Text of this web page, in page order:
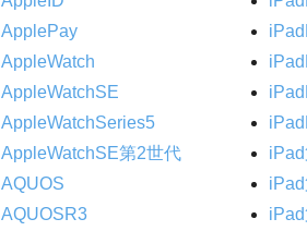
ApplePay
AppleWatch
AppleWatchSE
AppleWatchSeries5
AppleWatchSE第2世代
AQUOS
AQUOSR3